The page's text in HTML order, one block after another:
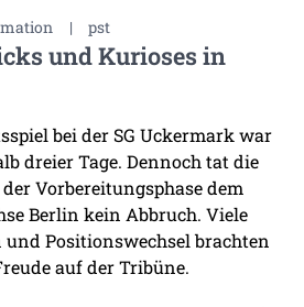
| pst
und Kurioses in
bei der SG Uckermark war
dreier Tage. Dennoch tat die
Vorbereitungsphase dem
Berlin kein Abbruch. Viele
Positionswechsel brachten
auf der Tribüne.